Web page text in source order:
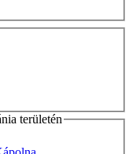
területén